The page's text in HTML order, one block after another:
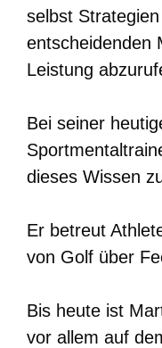
selbst
entscheidenden
Leistung
Bei seiner
dieses Wissen
Er betreut
von Golf über
Bis heute ist
vor allem auf